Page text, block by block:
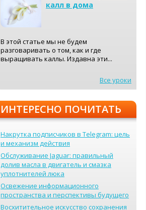
калл в дома
В этой статье мы не будем
разговаривать о том, как и где
выращивать каллы. Издавна эти...
Все уроки
ИНТЕРЕСНО ПОЧИТАТЬ
Накрутка подписчиков в Telegram: цель
и механизм действия
Обслуживание Jaguar: правильный
долив масла в двигатель и смазка
уплотнителей люка
Освежение информационного
пространства и перспективы будущего
Восхитительное искусство сохранения